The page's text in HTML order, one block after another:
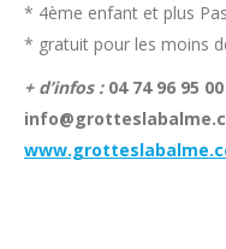
* 4ème enfant et plus
* gratuit pour les moins
+ d’infos :04 74 96 95 00